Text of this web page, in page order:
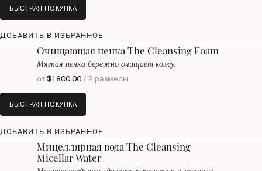
БЫСТРАЯ ПОКУПКА
ДОБАВИТЬ В ИЗБРАННОЕ
Очищающая пенка The Cleansing Foam
Мягкая пенка бережно очищает кожу.
от$1800.00/ 2 размеры
БЫСТРАЯ ПОКУПКА
ДОБАВИТЬ В ИЗБРАННОЕ
Мицеллярная вода The Cleansing
Micellar Water